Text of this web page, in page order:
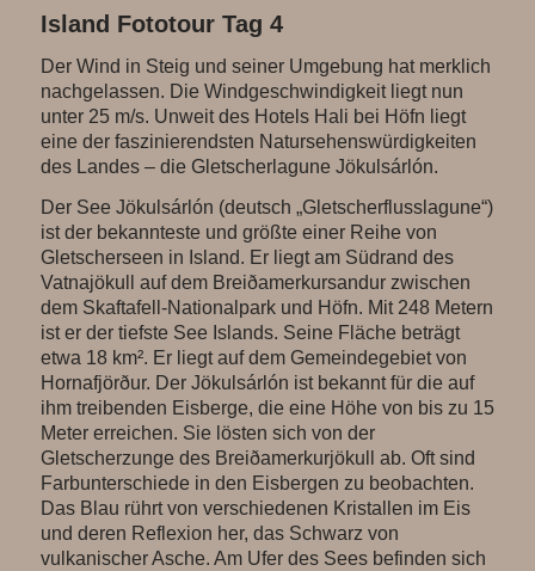
Island Fototour Tag 4
Der Wind in Steig und seiner Umgebung hat merklich
nachgelassen. Die Windgeschwindigkeit liegt nun
unter 25 m/s. Unweit des Hotels Hali bei Höfn liegt
eine der faszinierendsten Natursehenswürdigkeiten
des Landes – die Gletscherlagune Jökulsárlón.
Der See Jökulsárlón (deutsch „Gletscherflusslagune“)
ist der bekannteste und größte einer Reihe von
Gletscherseen in Island. Er liegt am Südrand des
Vatnajökull auf dem Breiðamerkursandur zwischen
dem Skaftafell-Nationalpark und Höfn. Mit 248 Metern
ist er der tiefste See Islands. Seine Fläche beträgt
etwa 18 km². Er liegt auf dem Gemeindegebiet von
Hornafjörður. Der Jökulsárlón ist bekannt für die auf
ihm treibenden Eisberge, die eine Höhe von bis zu 15
Meter erreichen. Sie lösten sich von der
Gletscherzunge des Breiðamerkurjökull ab. Oft sind
Farbunterschiede in den Eisbergen zu beobachten.
Das Blau rührt von verschiedenen Kristallen im Eis
und deren Reflexion her, das Schwarz von
vulkanischer Asche. Am Ufer des Sees befinden sich